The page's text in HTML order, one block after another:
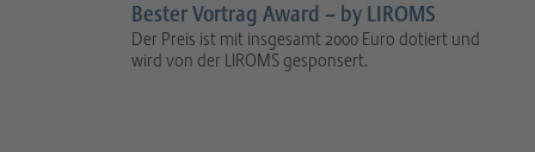
Bester Vortrag Award – by LIROMS
Der Preis ist mit insgesamt 2000 Euro dotiert und
wird von der LIROMS gesponsert.